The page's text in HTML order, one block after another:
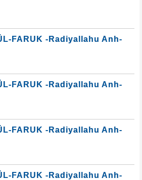
FARUK -Radiyallahu Anh-
FARUK -Radiyallahu Anh-
FARUK -Radiyallahu Anh-
FARUK -Radiyallahu Anh-